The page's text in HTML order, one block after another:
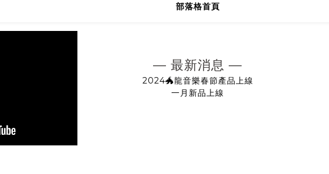
部落格首頁
— 最新消息 —
2024🐲龍音樂春節產品上線
一月新品上線